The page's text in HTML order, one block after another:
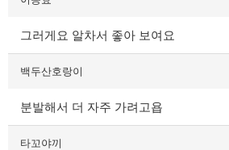
그러게요 알차서 좋아 보여요
백두산호랑이
분발해서 더 자주 가려고욥
타꼬야끼